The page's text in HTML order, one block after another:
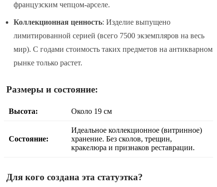
французским чепцом-арселе.
Коллекционная ценность: Изделие выпущено
лимитированной серией (всего 7500 экземпляров на весь
мир). С годами стоимость таких предметов на антикварном
рынке только растет.
Размеры и состояние:
Высота: Около 19 см
Состояние:
Идеальное коллекционное (витринное)
хранение. Без сколов, трещин,
кракелюра и признаков реставрации.
Для кого создана эта статуэтка?